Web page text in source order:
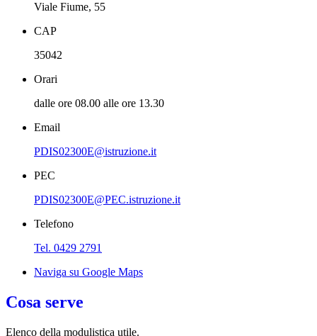
Viale Fiume, 55
CAP
35042
Orari
dalle ore 08.00 alle ore 13.30
Email
PDIS02300E@istruzione.it
PEC
PDIS02300E@PEC.istruzione.it
Telefono
Tel. 0429 2791
Naviga su Google Maps
Cosa serve
Elenco della modulistica utile.